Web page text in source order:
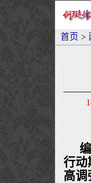
首页 >
行动
高调